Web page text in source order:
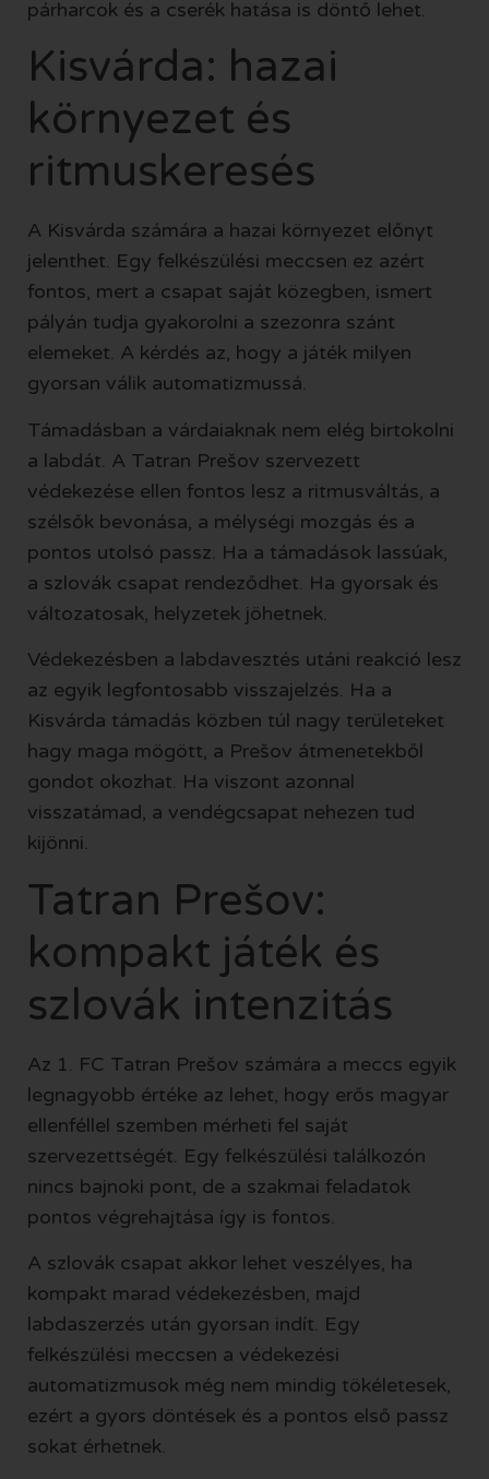
párharcok és a cserék hatása is döntő lehet.
Kisvárda: hazai
környezet és
ritmuskeresés
A Kisvárda számára a hazai környezet előnyt
jelenthet. Egy felkészülési meccsen ez azért
fontos, mert a csapat saját közegben, ismert
pályán tudja gyakorolni a szezonra szánt
elemeket. A kérdés az, hogy a játék milyen
gyorsan válik automatizmussá.
Támadásban a várdaiaknak nem elég birtokolni
a labdát. A Tatran Prešov szervezett
védekezése ellen fontos lesz a ritmusváltás, a
szélsők bevonása, a mélységi mozgás és a
pontos utolsó passz. Ha a támadások lassúak,
a szlovák csapat rendeződhet. Ha gyorsak és
változatosak, helyzetek jöhetnek.
Védekezésben a labdavesztés utáni reakció lesz
az egyik legfontosabb visszajelzés. Ha a
Kisvárda támadás közben túl nagy területeket
hagy maga mögött, a Prešov átmenetekből
gondot okozhat. Ha viszont azonnal
visszatámad, a vendégcsapat nehezen tud
kijönni.
Tatran Prešov:
kompakt játék és
szlovák intenzitás
Az 1. FC Tatran Prešov számára a meccs egyik
legnagyobb értéke az lehet, hogy erős magyar
ellenféllel szemben mérheti fel saját
szervezettségét. Egy felkészülési találkozón
nincs bajnoki pont, de a szakmai feladatok
pontos végrehajtása így is fontos.
A szlovák csapat akkor lehet veszélyes, ha
kompakt marad védekezésben, majd
labdaszerzés után gyorsan indít. Egy
felkészülési meccsen a védekezési
automatizmusok még nem mindig tökéletesek,
ezért a gyors döntések és a pontos első passz
sokat érhetnek.